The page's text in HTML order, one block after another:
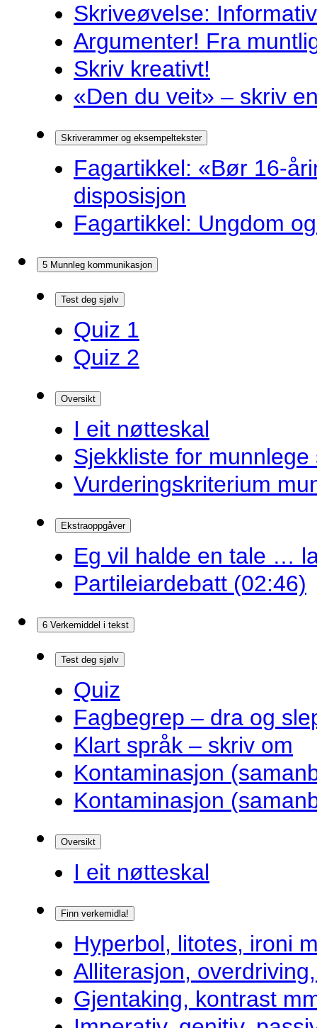
Skriveøvelse:
Argumenter! Fra
Skriv kreativt!
«Den du veit» – skriv
Skriverammer og eksempeltekster
Fagartikkel: «Bør 16-
disposisjon
Fagartikkel: Ungdom
5 Munnleg kommunikasjon
Test deg sjølv
Quiz 1
Quiz 2
Oversikt
I eit nøtteskal
Sjekkliste for munnlege
Vurderingskriterium
Ekstraoppgåver
Eg vil halde en tale …
Partileiardebatt (02:46)
6 Verkemiddel i tekst
Test deg sjølv
Quiz
Fagbegrep – dra og
Klart språk – skriv om
Kontaminasjon
Kontaminasjon
Oversikt
I eit nøtteskal
Finn verkemidla!
Hyperbol, litotes, ironi
Alliterasjon,
Gjentaking, kontrast